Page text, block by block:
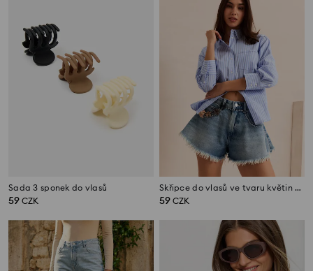
Sada 3 sponek do vlasů
59 CZK
Skřipce do vlasů ve tvaru květin 4 pack
59 CZK